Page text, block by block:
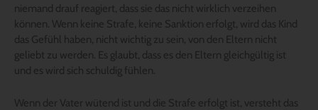
niemand drauf reagiert, dass sie das nicht wirklich verzeihen
können. Wenn keine Strafe, keine Sanktion erfolgt, wird das Kind
das Gefühl haben, nicht wichtig zu sein, von den Eltern nicht
geliebt zu werden. Es glaubt, dass es den Eltern gleichgültig ist
und es wird sich schuldig fühlen.
Wenn der Vater wütend ist und die Strafe erfolgt ist, versteht das